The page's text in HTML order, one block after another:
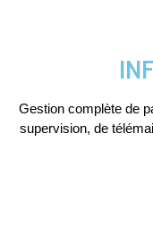
Gestion complète de
supervision, de